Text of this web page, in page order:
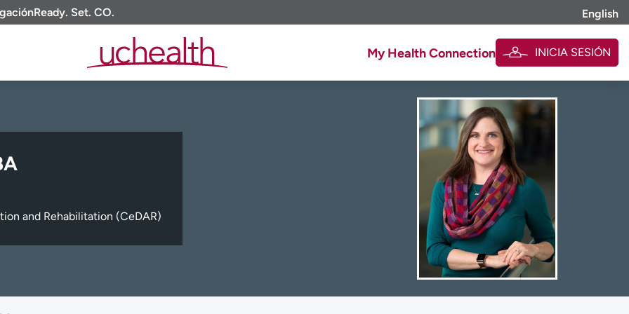
Ready. Set. CO. English
My Health Connection INICIA SESIÓN
and Rehabilitation (CeDAR)